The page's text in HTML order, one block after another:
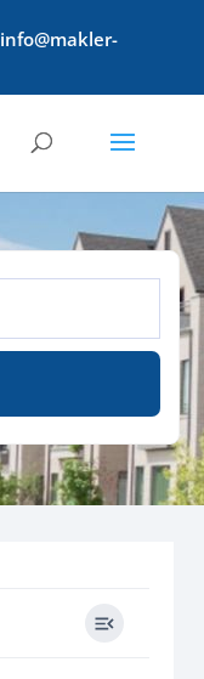
info@makler-